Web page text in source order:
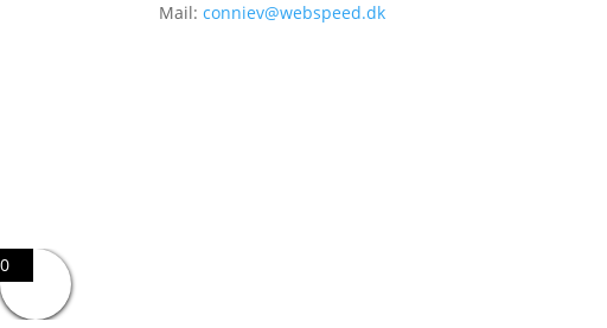
Mail:conniev@webspeed.dk
0